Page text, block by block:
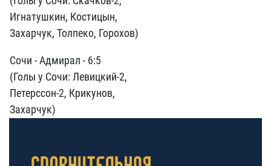
Игнатушкин, Костицын,
Захарчук, Толпеко, Горохов)
Сочи - Адмирал - 6:5
(Голы у Сочи: Левицкий-2,
Петерссон-2, Крикунов,
Захарчук)